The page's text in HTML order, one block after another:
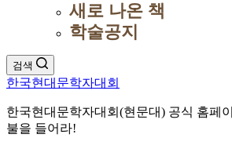
새로 나온 책
학술공지
검색
한국현대문학자대회
한국현대문학자대회(현문대) 공식 홈페
불을 들어라!